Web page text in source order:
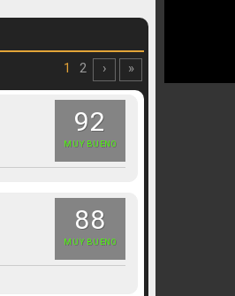
1 2 › »
92
MUY BUENO
88
MUY BUENO